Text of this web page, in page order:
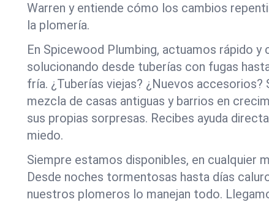
Warren y entiende cómo los cambios
la plomería.
En Spicewood Plumbing, actuamos rápido y
solucionando desde tuberías con fugas
fría. ¿Tuberías viejas? ¿Nuevos accesorios?
mezcla de casas antiguas y barrios en
sus propias sorpresas. Recibes ayuda
miedo.
Siempre estamos disponibles, en cualquier
Desde noches tormentosas hasta días
nuestros plomeros lo manejan todo.